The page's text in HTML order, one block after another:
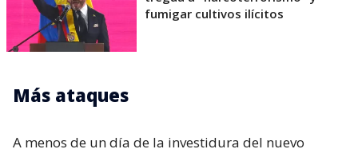
fumigar cultivos ilícitos
Más ataques
A menos de un día de la investidura del nuevo